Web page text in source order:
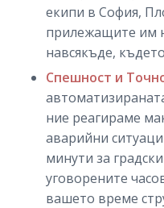
екипи в София,
прилежащите им
навсякъде,
Спешност и
ние реагираме
аварийни
минути за
уговорените
вашето време